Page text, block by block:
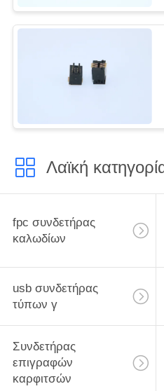
Λαϊκή
fpc συνδετήρας
καλωδίων
usb συνδετήρας
τύπων γ
Συνδετήρας
επιγραφών
καρφιτσών